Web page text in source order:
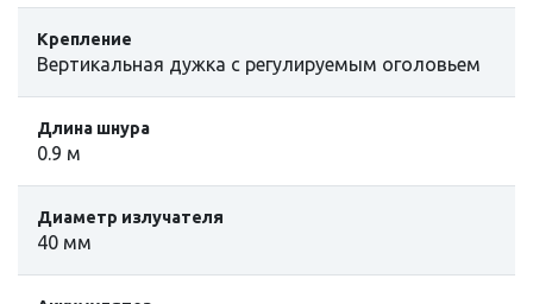
Крепление
Вертикальная дужка с регулируемым оголовьем
Длина шнура
0.9 м
Диаметр излучателя
40 мм